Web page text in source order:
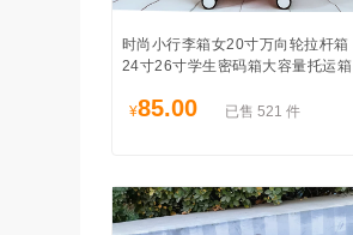
时尚小行李箱女20寸万向轮拉杆箱
24寸26寸学生密码箱大容量托运箱
¥85.00 已售 521 件